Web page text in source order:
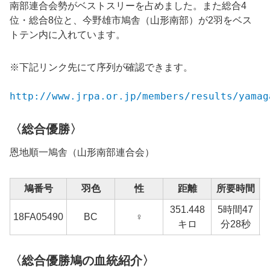
南部連合会勢がベストスリーを占めました。また総合4
位・総合8位と、今野雄市鳩舎（山形南部）が2羽をベス
トテン内に入れています。
※下記リンク先にて序列が確認できます。
http://www.jrpa.or.jp/members/results/
〈総合優勝〉
恩地順一鳩舎（山形南部連合会）
鳩番号 羽色 性 距離 所要時間
18FA05490 BC ♀
351.448
キロ
5時間47
分28秒
〈総合優勝鳩の血統紹介〉